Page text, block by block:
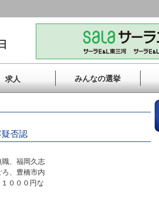
求人 みんなの選挙
否認
、福岡久志
、豊橋市内
０００円な